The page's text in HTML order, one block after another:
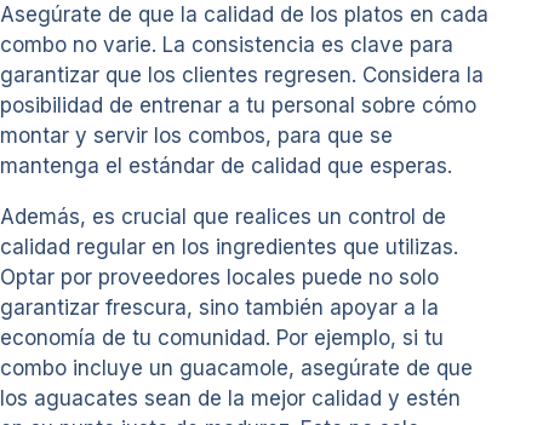
Asegúrate de que la calidad de los platos en cada
combo no varie. La consistencia es clave para
garantizar que los clientes regresen. Considera la
posibilidad de entrenar a tu personal sobre cómo
montar y servir los combos, para que se
mantenga el estándar de calidad que esperas.
Además, es crucial que realices un control de
calidad regular en los ingredientes que utilizas.
Optar por proveedores locales puede no solo
garantizar frescura, sino también apoyar a la
economía de tu comunidad. Por ejemplo, si tu
combo incluye un guacamole, asegúrate de que
los aguacates sean de la mejor calidad y estén